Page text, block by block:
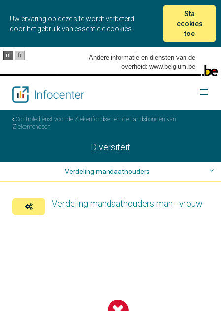
Uw ervaring op deze site wordt verbeterd
door het gebruik van essentiële cookies.
Sta
cookies
toe
nl fr
Andere informatie en diensten van de
overheid: www.belgium.be
Controledienst voor de Ziekenfondsen en de Landsbonden van
Ziekenfondsen
Diversiteit
Verdeling mandaathouders
Verdeling van klasses in niveau A
Verdeling mandaathouders man - vrouw